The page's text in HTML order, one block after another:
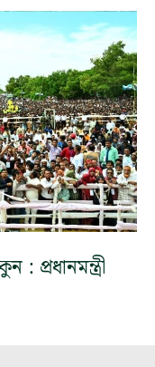
: প্রধানমন্ত্রী